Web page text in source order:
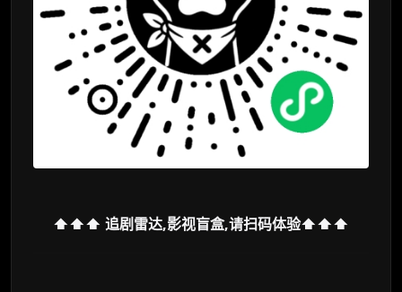
⬆️⬆️⬆️ 追剧雷达,影视盲盒,请扫码体验⬆️⬆️⬆️